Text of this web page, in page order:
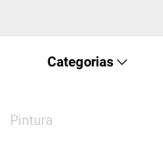
Categorias
Pintura